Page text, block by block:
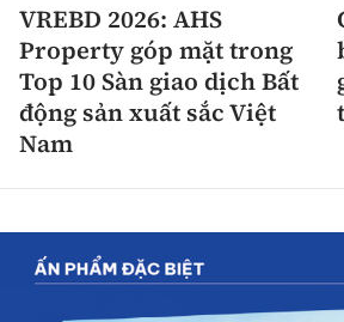
VREBD 2026: AHS
Property góp mặt trong
Top 10 Sàn giao dịch Bất
động sản xuất sắc Việt
Nam